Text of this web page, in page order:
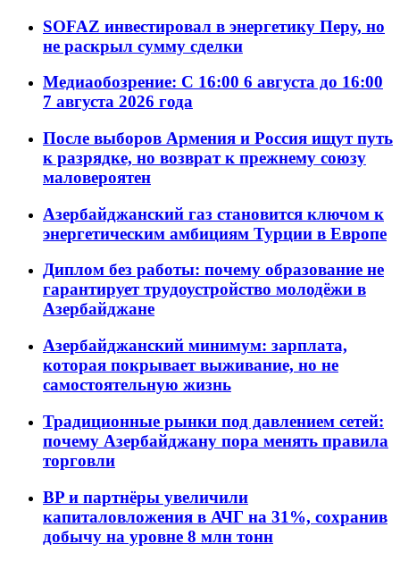
SOFAZ инвестировал в энергетику Перу, но
не раскрыл сумму сделки
Медиаобозрение: С 16:00 6 августа до 16:00
7 августа 2026 года
После выборов Армения и Россия ищут путь
к разрядке, но возврат к прежнему союзу
маловероятен
Азербайджанский газ становится ключом к
энергетическим амбициям Турции в Европе
Диплом без работы: почему образование не
гарантирует трудоустройство молодёжи в
Азербайджане
Азербайджанский минимум: зарплата,
которая покрывает выживание, но не
самостоятельную жизнь
Традиционные рынки под давлением сетей:
почему Азербайджану пора менять правила
торговли
BP и партнёры увеличили
капиталовложения в АЧГ на 31%, сохранив
добычу на уровне 8 млн тонн